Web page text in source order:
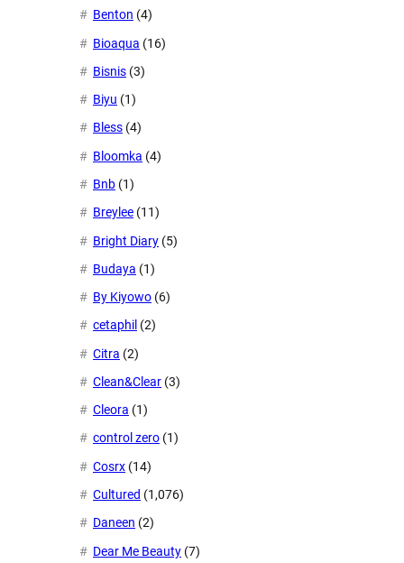
Benton (4)
Bioaqua (16)
Bisnis (3)
Biyu (1)
Bless (4)
Bloomka (4)
Bnb (1)
Breylee (11)
Bright Diary (5)
Budaya (1)
By Kiyowo (6)
cetaphil (2)
Citra (2)
Clean&Clear (3)
Cleora (1)
control zero (1)
Cosrx (14)
Cultured (1,076)
Daneen (2)
Dear Me Beauty (7)